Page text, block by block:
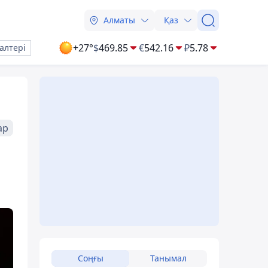
Алматы Қаз
+27°$469.85 €542.16 ₽5.78
Соңғы Танымал